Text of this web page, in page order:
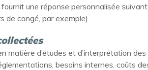
une réponse personnalisée
de congé, par exemple).
matière d’études et d’interprétation
besoins internes, coûts